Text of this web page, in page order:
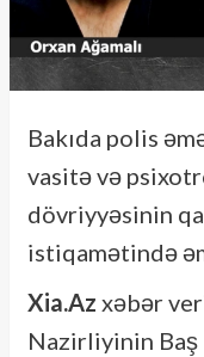
Bakıda polis
vasitə və
dövriyyəsinin
istiqamətində
Xia.Az xəbər
Nazirliyinin